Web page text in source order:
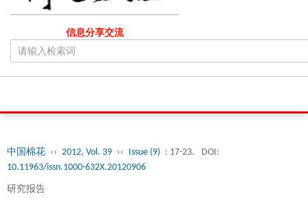
信息分享交流
中国棉花 ›› 2012, Vol. 39 ›› Issue (9) : 17-23.
DOI:
10.11963/issn.1000-632X.20120906
研究报告